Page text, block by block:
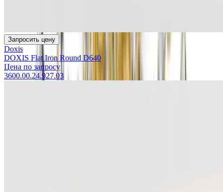
Запросить цену
Doxis
DOXIS Flat Iron Round D640
Цена по запросу
3600.00.24.927.03